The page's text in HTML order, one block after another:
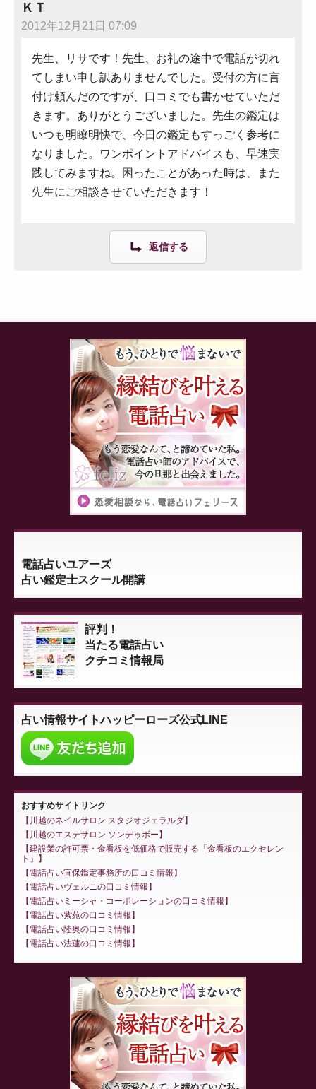
ＫＴ
2012年12月21日 07:09
先生、リサです！先生、お礼の途中で電話が切れ
てしまい申し訳ありませんでした。受付の方に言
付け頼んだのですが、口コミでも書かせていただ
きます。ありがとうございました。先生の鑑定は
いつも明瞭明快で、今日の鑑定もすっごく参考に
なりました。ワンポイントアドバイスも、早速実
践してみますね。困ったことがあった時は、また
先生にご相談させていただきます！
返信する
電話占いユアーズ
占い鑑定士スクール開講
評判！
当たる電話占い
クチコミ情報局
占い情報サイトハッピーローズ公式LINE
おすすめサイトリンク
川越のネイルサロン スタジオジェラルダ
川越のエステサロン ソンデゥボー
建設業の許可票・金看板を低価格で販売する「金看板のエクセレン
ト」
電話占い宜保鑑定事務所の口コミ情報
電話占いヴェルニの口コミ情報
電話占いミーシャ・コーポレーションの口コミ情報
電話占い紫苑の口コミ情報
電話占い陸奥の口コミ情報
電話占い法蓮の口コミ情報